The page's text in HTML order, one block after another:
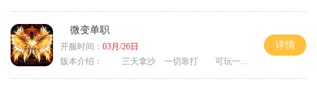
微变单职
开服时间： 03月/26日
版本介绍：
三天拿沙 一切靠打 可玩一年
详情